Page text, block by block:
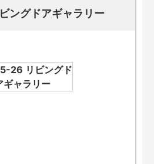
ングドアギャラリー